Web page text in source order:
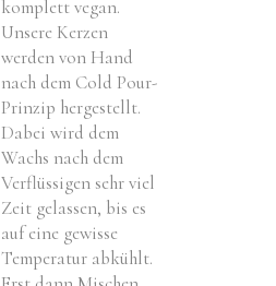
komplett vegan.
Unsere Kerzen
werden von Hand
nach dem Cold Pour-
Prinzip hergestellt.
Dabei wird dem
Wachs nach dem
Verflüssigen sehr viel
Zeit gelassen, bis es
auf eine gewisse
Temperatur abkühlt.